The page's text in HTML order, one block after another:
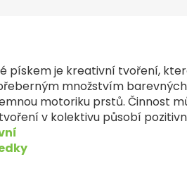
pískem je kreativní tvoření,
množstvím
motoriku prstů. Činnost
v kolektivu působí